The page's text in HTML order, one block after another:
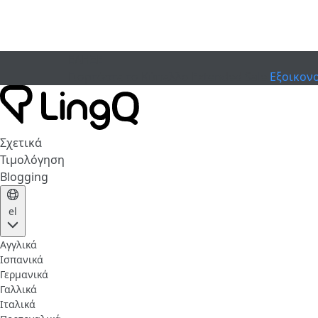
Σχετικά
Τιμολόγηση
Blogging
el
Αγγλικά
Ισπανικά
Γερμανικά
Γαλλικά
Ιταλικά